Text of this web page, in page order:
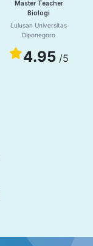
Master Teacher
Biologi
Lulusan Universitas
Diponegoro
4.95 /5